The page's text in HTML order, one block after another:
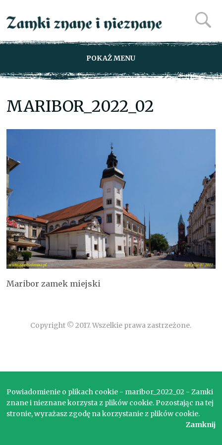
POKAŻ MENU
MARIBOR_2022_02
Maribor zamek miejski
Copyright © 2017. Wszelkie prawa zastrzeżone.
Powiadomienie o plikach cookie - maribor_2022_02 - Zamki
znane i nieznane korzysta z plików cookie. Pozostając na tej
stronie, wyrażasz zgodę na korzystanie z plików cookie.
Zamknij